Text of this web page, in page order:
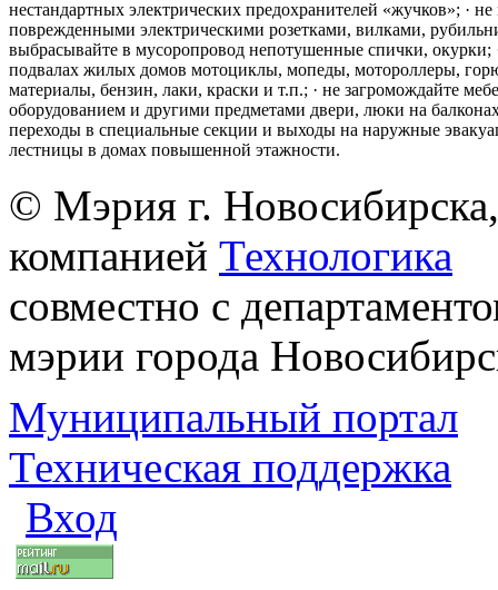
нестандартных электрических предохранителей «жучков»; · не
поврежденными электрическими розетками, вилками,
выбрасывайте в мусоропровод непотушенные спички, окурки;
подвалах жилых домов мотоциклы, мопеды, мотороллеры,
материалы, бензин, лаки, краски и т.п.; · не загромождайте
оборудованием и другими предметами двери, люки на
переходы в специальные секции и выходы на наружные
лестницы в домах повышенной этажности.
© Мэрия г.
компанией Технологика
совместно с
мэрии города
Муниципальный портал
Техническая поддержка
Вход